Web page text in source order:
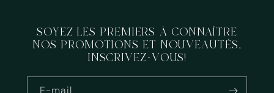
SOYEZ LES PREMIERS À CONNAÎTRE
NOS PROMOTIONS ET NOUVEAUTÉS,
INSCRIVEZ-VOUS!
E-mail